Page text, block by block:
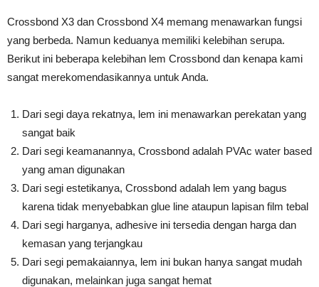
Crossbond X3 dan Crossbond X4 memang menawarkan fungsi
yang berbeda. Namun keduanya memiliki kelebihan serupa.
Berikut ini beberapa kelebihan lem Crossbond dan kenapa kami
sangat merekomendasikannya untuk Anda.
Dari segi daya rekatnya, lem ini menawarkan perekatan yang
sangat baik
Dari segi keamanannya, Crossbond adalah PVAc water based
yang aman digunakan
Dari segi estetikanya, Crossbond adalah lem yang bagus
karena tidak menyebabkan glue line ataupun lapisan film tebal
Dari segi harganya, adhesive ini tersedia dengan harga dan
kemasan yang terjangkau
Dari segi pemakaiannya, lem ini bukan hanya sangat mudah
digunakan, melainkan juga sangat hemat